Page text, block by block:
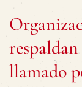
llamado